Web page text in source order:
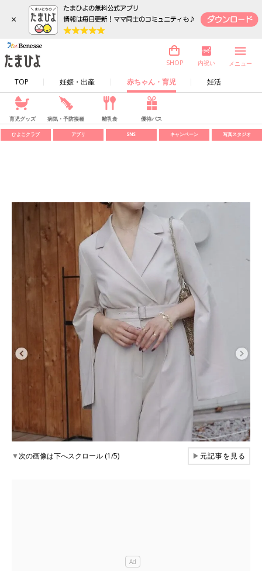
×
TOP 妊娠・出産 赤ちゃん・育児 妊活
SHOP 内祝い メニュー
育児グッズ 病気・予防接種 離乳食 優待パス
ひよこクラブ アプリ SNS キャンペーン 写真スタジオ
▼次の画像は下へスクロール (1/5) ▶元記事を見る